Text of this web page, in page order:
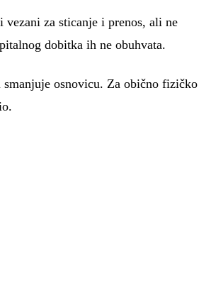
za sticanje i prenos, ali ne
dobitka ih ne obuhvata.
osnovicu. Za obično fizičko